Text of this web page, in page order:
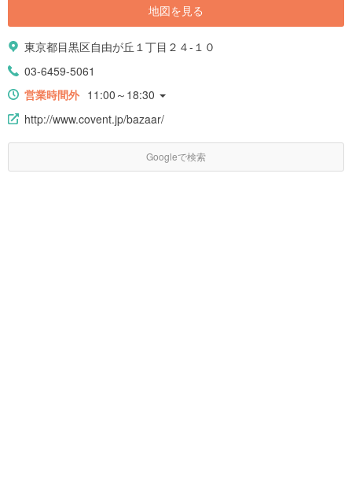
地図を見る
東京都目黒区自由が丘１丁目２４-１０
03-6459-5061
営業時間外 11:00～18:30
http://www.covent.jp/bazaar/
Googleで検索